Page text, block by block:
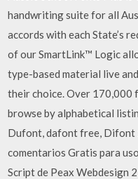
handwriting suite for all
accords with each State’s
of our SmartLink™ Logic
type-based material live
their choice. Over
browse by alphabetical
Dufont, dafont free, Difont
comentarios Gratis para
Script de Peax Webdesign